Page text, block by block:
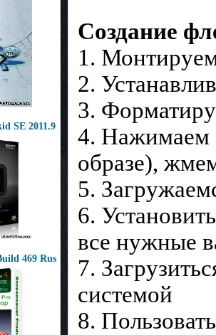
SE 2011.9
469 Rus
Создание
1.
2.
3.
4. Нажимаем
образе),
5.
6.
все нужные
7.
системой
8.